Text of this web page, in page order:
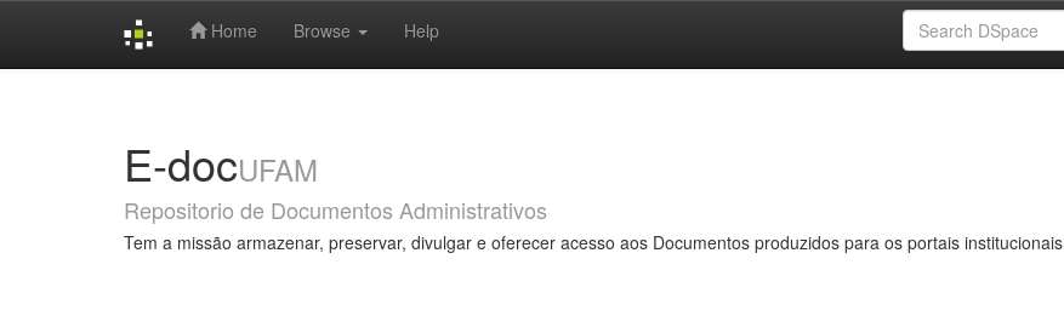
Home Browse Help
E-docUFAM
Repositorio de Documentos Administrativos
Tem a missão armazenar, preservar, divulgar e oferecer acesso aos Documentos produzidos para os portais institucionais